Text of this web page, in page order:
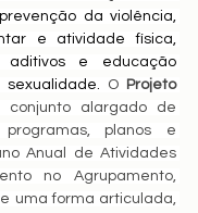
da violência,
e atividade física,
aditivos e educação
O
Projeto
conjunto alargado de
programas, planos e
Anual de Atividades
no Agrupamento,
uma forma articulada,